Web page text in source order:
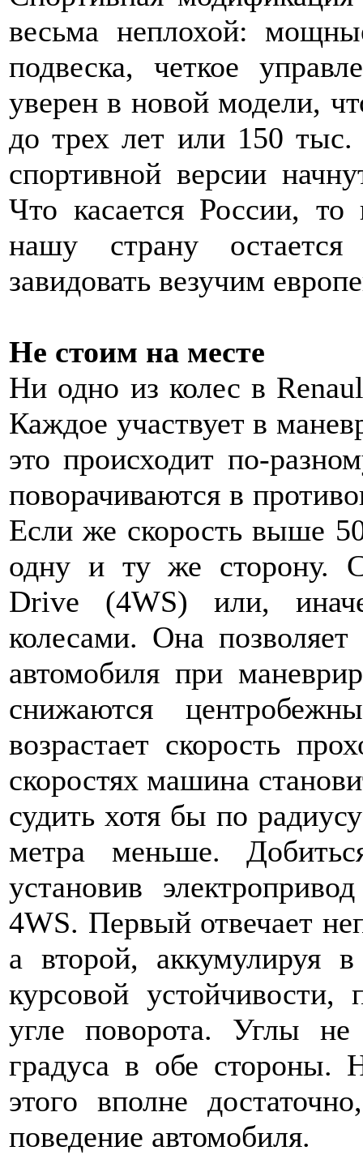
весьма неплохой:
подвеска, четкое
уверен в новой модели,
до трех лет или 150
спортивной версии
Что касается России,
нашу страну
завидовать везучим
Не стоим на месте
Ни одно из колес в
Каждое участвует в
это происходит по-
поворачиваются в
Если же скорость выше
одну и ту же сторону.
Drive (4WS) или,
колесами. Она
автомобиля при
снижаются
возрастает скорость
скоростях машина
судить хотя бы по
метра меньше.
установив
4WS. Первый отвечает
а второй, аккумулируя
курсовой
угле поворота. Углы
градуса в обе стороны.
этого вполне
поведение автомобиля.